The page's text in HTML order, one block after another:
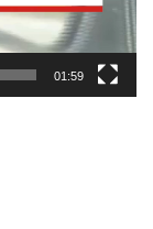
01:59